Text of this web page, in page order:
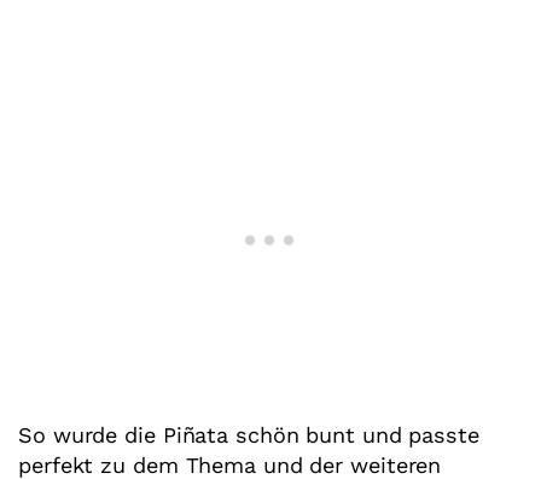
So wurde die Piñata schön bunt und passte
perfekt zu dem Thema und der weiteren